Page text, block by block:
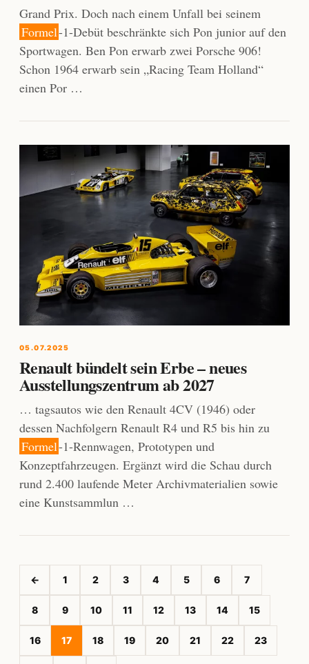
Grand Prix. Doch nach einem Unfall bei seinem
Formel-1-Debüt beschränkte sich Pon junior auf den
Sportwagen. Ben Pon erwarb zwei Porsche 906!
Schon 1964 erwarb sein „Racing Team Holland“
einen Por …
05.07.2025
Renault bündelt sein Erbe – neues
Ausstellungszentrum ab 2027
… tagsautos wie den Renault 4CV (1946) oder
dessen Nachfolgern Renault R4 und R5 bis hin zu
Formel-1-Rennwagen, Prototypen und
Konzeptfahrzeugen. Ergänzt wird die Schau durch
rund 2.400 laufende Meter Archivmaterialien sowie
eine Kunstsammlun …
← 1 2 3 4 5 6 7
8 9 10 11 12 13 14 15
16 17 18 19 20 21 22 23